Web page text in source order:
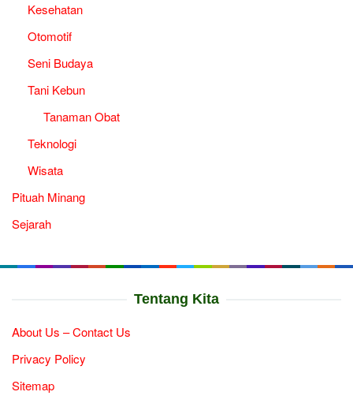
Kesehatan
Otomotif
Seni Budaya
Tani Kebun
Tanaman Obat
Teknologi
Wisata
Pituah Minang
Sejarah
Tentang Kita
About Us – Contact Us
Privacy Policy
Sitemap